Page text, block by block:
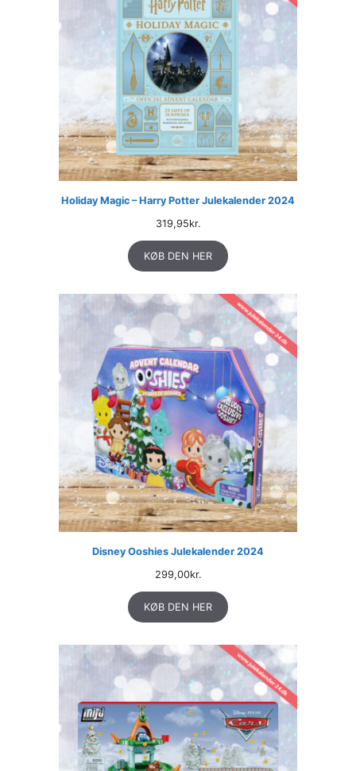
Holiday Magic – Harry Potter Julekalender 2024
319,95kr.
KØB DEN HER
Disney Ooshies Julekalender 2024
299,00kr.
KØB DEN HER